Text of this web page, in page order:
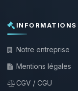
INFORMATIONS
Notre entreprise
Mentions légales
CGV / CGU